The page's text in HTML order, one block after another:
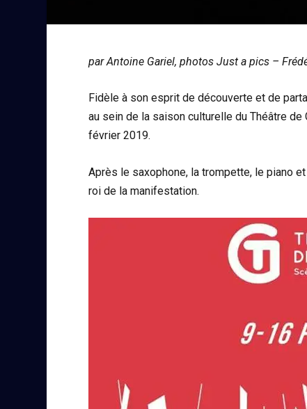
par Antoine Gariel, photos Just a pics –
Fidèle à son esprit de découverte et de
au sein de la saison culturelle du Théâtre
février 2019.
Après le saxophone, la trompette, le piano
roi de la manifestation.